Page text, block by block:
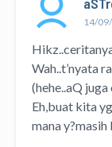
14/
Wah..t’nyata
(hehe..aQ
Eh,buat kita
mana